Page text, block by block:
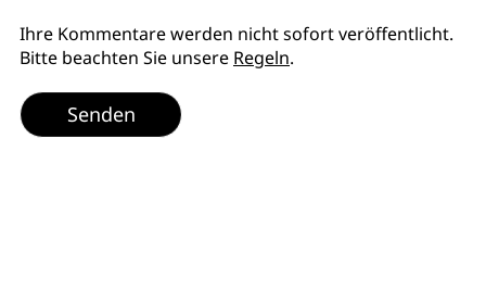
Ihre Kommentare werden nicht sofort veröffentlicht.
Bitte beachten Sie unsere Regeln.
Senden